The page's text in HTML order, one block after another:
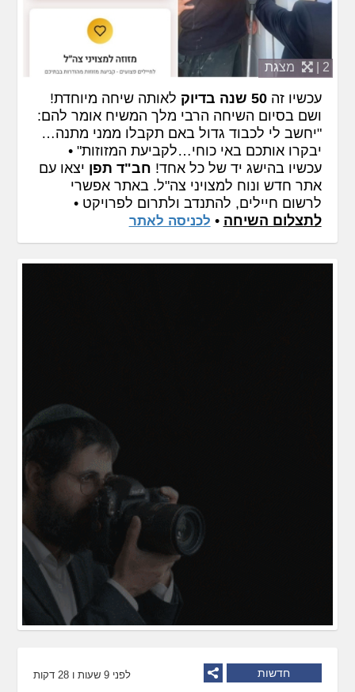
2 | מצגת
עכשיו זה 50 שנה בדיוק
לאותה שיחה מיוחדת!
ושם בסיום השיחה הרבי מלך המשיח אומר להם:
"יחשב לי לכבוד גדול באם תקבלו ממני מתנה…
יבקרו אותכם באי כוחי…לקביעת המזוזות" •
עכשיו בהישג יד של כל אחד! חב"ד תפן יצאו עם
אתר חדש ונוח למצויני צה"ל. באתר אפשרי
לרשום חיילים, להתנדב ולתרום לפרויקט •
לתצלום השיחה • לכניסה לאתר
חדשות לפני 9 שעות ו 28 דקות